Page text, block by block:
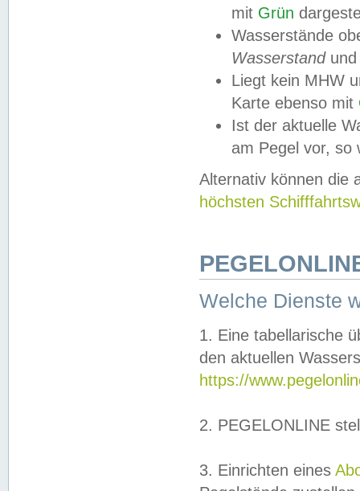
mit Grün
Wasserstände
Wasserstandund
Liegt kein MHW
Karte ebenso mit
Ist der aktuelle
am Pegel vor,
Alternativ können die
höchsten
Welche Dienste
1. Eine tabellarische
den aktuellen
https://
2. PEGELONLINE
3. Einrichten eines